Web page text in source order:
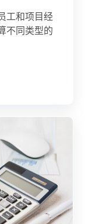
工和项目经
不同类型的